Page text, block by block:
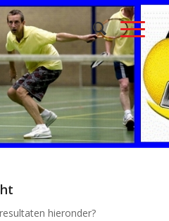
hieronder?